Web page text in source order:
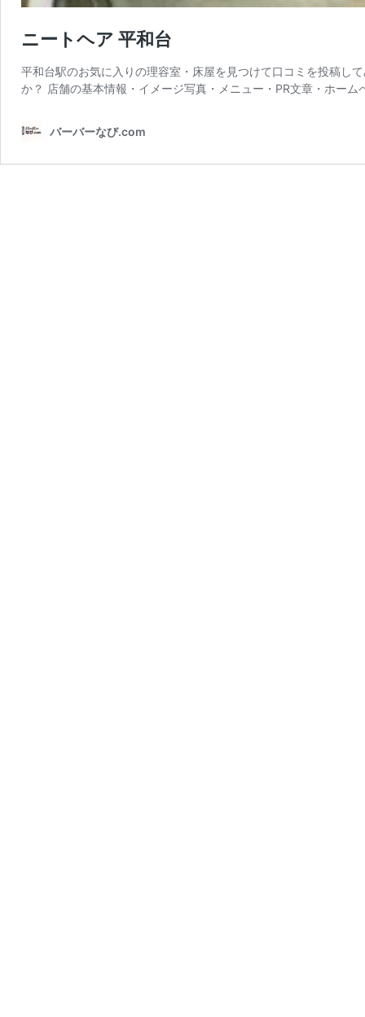
ニートヘア 平和台
平和台駅のお気に入りの理容室・床屋を見つけて口コミを投稿し
か？ 店舗の基本情報・イメージ写真・メニュー・PR文章・ホー
バーバーなび.com